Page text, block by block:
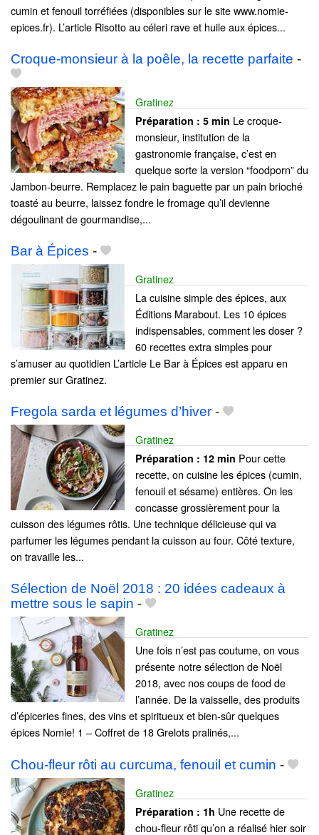
cumin et fenouil torréfiées (disponibles sur le site www.nomie-
epices.fr). L’article Risotto au céleri rave et huile aux épices...
Croque-monsieur à la poêle, la recette parfaite -
Gratinez
Préparation : 5 min Le croque-
monsieur, institution de la
gastronomie française, c’est en
quelque sorte la version “foodporn” du
Jambon-beurre. Remplacez le pain baguette par un pain brioché
toasté au beurre, laissez fondre le fromage qu’il devienne
dégoulinant de gourmandise,...
Bar à Épices -
Gratinez
La cuisine simple des épices, aux
Éditions Marabout. Les 10 épices
indispensables, comment les doser ?
60 recettes extra simples pour
s’amuser au quotidien L’article Le Bar à Épices est apparu en
premier sur Gratinez.
Fregola sarda et légumes d’hiver -
Gratinez
Préparation : 12 min Pour cette
recette, on cuisine les épices (cumin,
fenouil et sésame) entières. On les
concasse grossièrement pour la
cuisson des légumes rôtis. Une technique délicieuse qui va
parfumer les légumes pendant la cuisson au four. Côté texture,
on travaille les...
Sélection de Noël 2018 : 20 idées cadeaux à
mettre sous le sapin -
Gratinez
Une fois n’est pas coutume, on vous
présente notre sélection de Noël
2018, avec nos coups de food de
l’année. De la vaisselle, des produits
d’épiceries fines, des vins et spiritueux et bien-sûr quelques
épices Nomie! 1 – Coffret de 18 Grelots pralinés,...
Chou-fleur rôti au curcuma, fenouil et cumin -
Gratinez
Préparation : 1h Une recette de
chou-fleur rôti qu’on a réalisé hier soir